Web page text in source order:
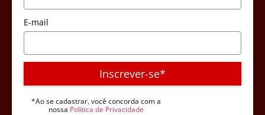
E-mail
Inscrever-se*
*Ao se cadastrar, você concorda com a
nossa Política de Privacidade